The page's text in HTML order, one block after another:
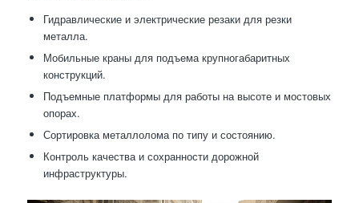
Гидравлические и электрические резаки для резки
металла.
Мобильные краны для подъема крупногабаритных
конструкций.
Подъемные платформы для работы на высоте и мостовых
опорах.
Сортировка металлолома по типу и состоянию.
Контроль качества и сохранности дорожной
инфраструктуры.